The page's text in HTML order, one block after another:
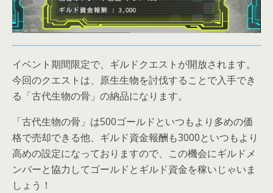
イベント期間限定で、ギルドクエストが開放されます。
今回のクエストは、原生生物を討伐することで入手でき
る「古代生物の骨」の納品になります。
「古代生物の骨」は500ゴールドといつもより多めの価
格で売却できる他、ギルド資金報酬も3000といつもより
高めの設定になっておりますので、この機会にギルドメ
ンバーと協力してゴールドとギルド資金を稼いじゃいま
しょう！